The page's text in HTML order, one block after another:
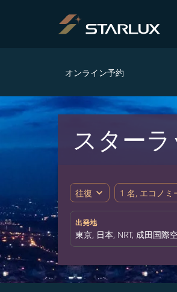
オンライン予約
スター
往復 expand_more 1 名, エコノミ
出発地